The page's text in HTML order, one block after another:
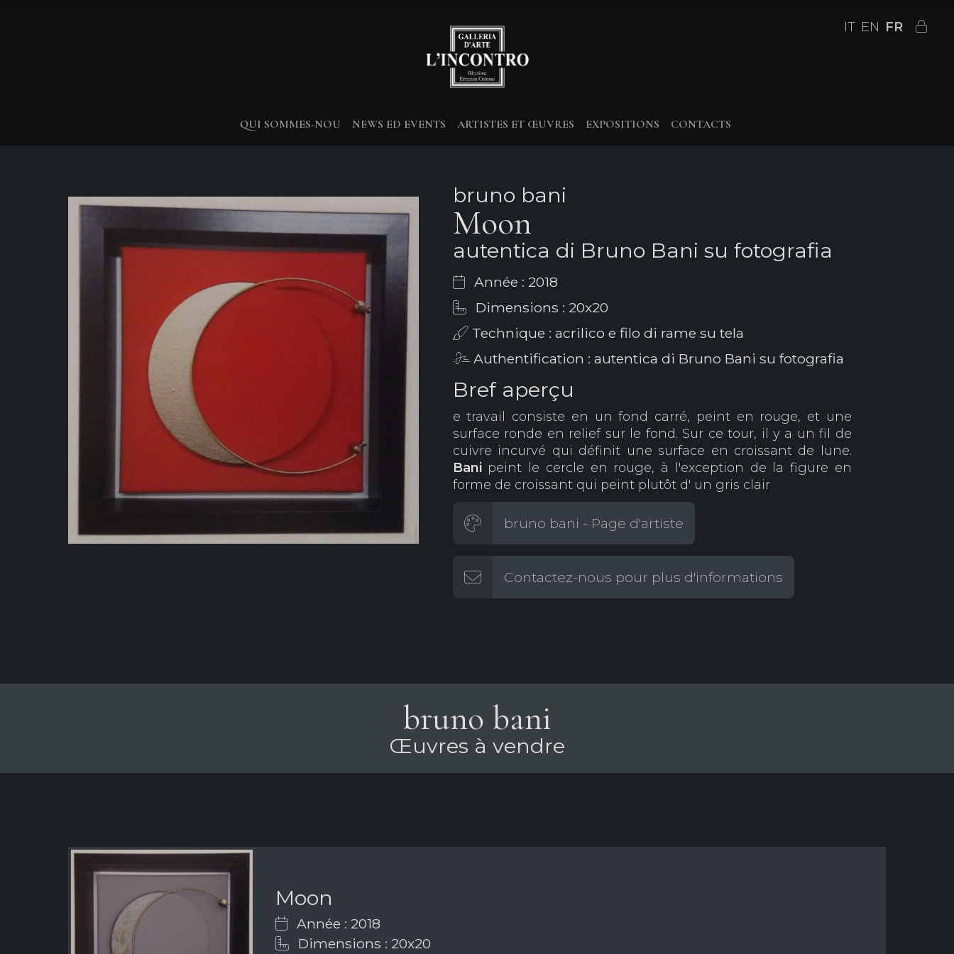
IT EN FR
QUI SOMMES-NOU NEWS ED EVENTS ARTISTES ET ŒUVRES EXPOSITIONS CONTACTS
bruno bani
Moon
autentica di Bruno Bani su fotografia
Année : 2018
Dimensions : 20x20
Technique : acrilico e filo di rame su tela
Authentification : autentica di Bruno Bani su fotografia
Bref aperçu
e travail consiste en un fond carré, peint en rouge, et une
surface ronde en relief sur le fond. Sur ce tour, il y a un fil de
cuivre incurvé qui définit une surface en croissant de lune.
Banipeint le cercle en rouge, à l'exception de la figure en
forme de croissant qui peint plutôt d' un gris clair
bruno bani - Page d'artiste
Contactez-nous pour plus d'informations
bruno bani
Œuvres à vendre
Moon
Année : 2018
Dimensions : 20x20